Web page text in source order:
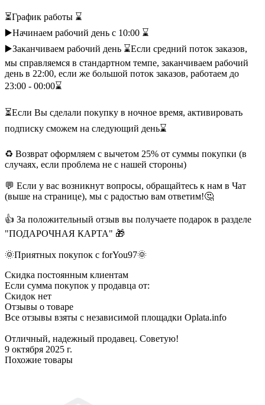
⏳График работы ⌛️
▶️Начинаем рабочий день с 10:00 ⌛️
▶️Заканчиваем рабочий день ⌛️Если средний поток заказов,
мы справляемся в стандартном темпе, заканчиваем рабочий
день в 22:00, если же большой поток заказов, работаем до
23:00 - 00:00⌛️
⏳Если Вы сделали покупку в ночное время, активировать
подписку сможем на следующий день⌛️
♻️ Возврат оформляем с вычетом 25% от суммы покупки (в
случаях, если проблема не с нашей стороны)
💬 Если у вас возникнут вопросы, обращайтесь к нам в Чат
(выше на странице), мы с радостью вам ответим!🤔
👍 За положительный отзыв вы получаете подарок в разделе
"ПОДАРОЧНАЯ КАРТА" 🎁
🌞Приятных покупок с forYou97🌞
Скидка постоянным клиентам
Если сумма покупок у продавца от:
Скидок нет
Отзывы о товаре
Все отзывы взяты с независимой площадки Oplata.info
Отличный, надежный продавец. Советую!
9 октября 2025 г.
Похожие товары